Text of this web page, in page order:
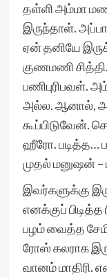
தள்ளி அம்மா
இருந்தாள்.
ஏன் தனியே
குணமணி
பணிபுரிபவள்.
அல்ல. ஆனால்,
கூப்பிடுவேன்.
ஹீரோ. படித்த…
முதல் மனுஷன் –
இவர்களுக்கு
எனக்குப்
பழம் வைத்த
ரோஸ் கலராக
வானம் மாதிரி.